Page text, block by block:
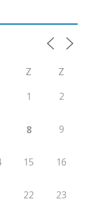
Z
Z
1 2
8 9
15 16
22 23